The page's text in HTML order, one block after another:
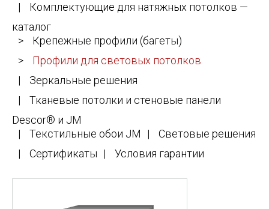
Комплектующие для натяжных потолков —
каталог
Крепежные профили (багеты)
Профили для световых потолков
Зеркальные решения
Тканевые потолки и стеновые панели
Descor® и JM
Текстильные обои JM
Световые решения
Сертификаты
Условия гарантии